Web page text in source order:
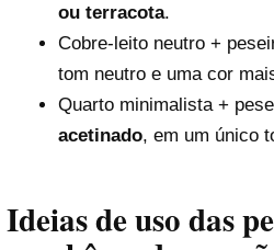
ou terracota.
Cobre-leito neutro +
tom neutro e uma cor
Quarto minimalista +
acetinado, em um único
Ideias de uso das